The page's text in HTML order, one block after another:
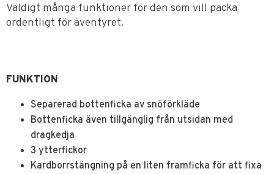
Väldigt många funktioner för den som vill packa
ordentligt för äventyret.
FUNKTION
Separerad bottenficka av snöförkläde
Bottenficka även tillgänglig från utsidan med
dragkedja
3 ytterfickor
Kardborrstängning på en liten framficka för att fixa